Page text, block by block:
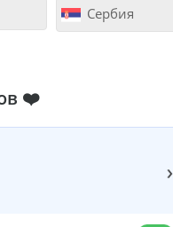
Сербия
❤️
›